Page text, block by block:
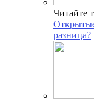
Читайте
разница?